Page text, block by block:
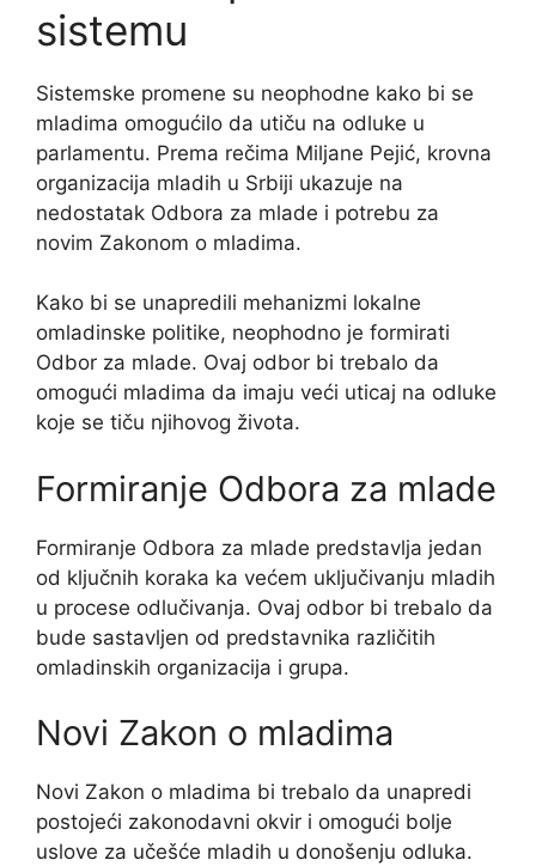
sistemu
Sistemske promene su neophodne kako bi se
mladima omogućilo da utiču na odluke u
parlamentu. Prema rečima Miljane Pejić, krovna
organizacija mladih u Srbiji ukazuje na
nedostatak Odbora za mlade i potrebu za
novim Zakonom o mladima.
Kako bi se unapredili mehanizmi lokalne
omladinske politike, neophodno je formirati
Odbor za mlade. Ovaj odbor bi trebalo da
omogući mladima da imaju veći uticaj na odluke
koje se tiču njihovog života.
Formiranje Odbora za mlade
Formiranje Odbora za mlade predstavlja jedan
od ključnih koraka ka većem uključivanju mladih
u procese odlučivanja. Ovaj odbor bi trebalo da
bude sastavljen od predstavnika različitih
omladinskih organizacija i grupa.
Novi Zakon o mladima
Novi Zakon o mladima bi trebalo da unapredi
postojeći zakonodavni okvir i omogući bolje
uslove za učešće mladih u donošenju odluka.